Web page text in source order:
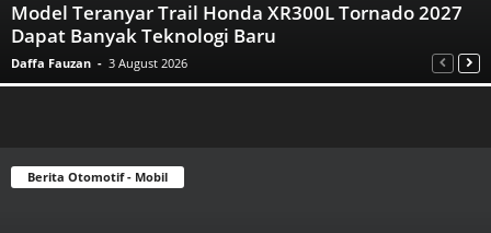
Model Teranyar Trail Honda XR300L Tornado 2027
Dapat Banyak Teknologi Baru
Daffa Fauzan - 3 August 2026
Berita Otomotif - Mobil